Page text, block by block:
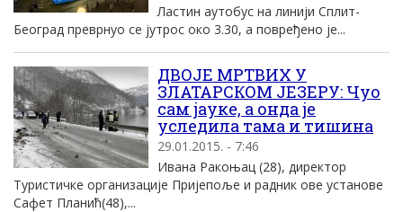
Ластин аутобус на линији Сплит-
Београд преврнуо се јутрос око 3.30, а повређено је...
ДВОЈЕ МРТВИХ У
ЗЛАТАРСКОМ ЈЕЗЕРУ: Чуо
сам јауке, а онда је
уследила тама и тишина
29.01.2015. - 7:46
Ивана Ракоњац (28), директор
Туристичке организације Пријепоље и радник ове установе
Сафет Планић(48),...